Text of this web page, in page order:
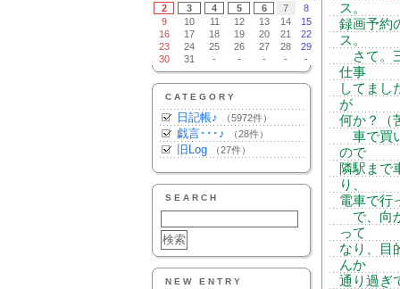
2
3 4 5 6 7
8
9
10 11 12 13 14
15
16
17 18 19 20 21
22
23
24 25 26 27 28
29
30
31 - - - - -
CATEGORY
日記帳♪ （5972件）
戯言･･･♪ （28件）
旧Log （27件）
SEARCH
NEW ENTRY
ス。
録画予約
ス。
さて。
仕事
してまし
が
何か？（
車で買
ので
隣駅まで
り、
電車で行
で、向
って
なり、目
んか
通り過ぎ